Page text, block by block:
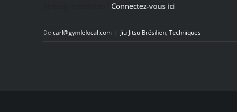
Connectez-vous ici
De carl@gymlelocal.com | Jiu-Jitsu Brésilien, Techniques